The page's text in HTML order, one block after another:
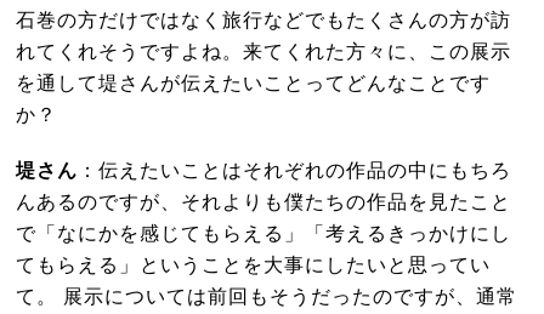
石巻の方だけではなく旅行などでもたくさんの方が訪
れてくれそうですよね。来てくれた方々に、この展示
を通して堤さんが伝えたいことってどんなことです
か？
堤さん ：伝えたいことはそれぞれの作品の中にもちろ
んあるのですが、それよりも僕たちの作品を見たこと
で「なにかを感じてもらえる」「考えるきっかけにし
てもらえる」ということを大事にしたいと思ってい
て。 展示については前回もそうだったのですが、通常